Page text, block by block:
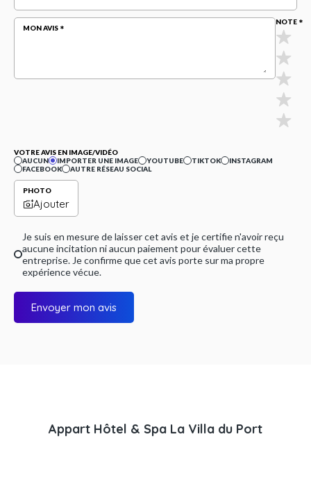
MON AVIS
NOTE
VOTRE AVIS EN IMAGE/VIDÉO
AUCUN
IMPORTER UNE IMAGE YOUTUBE TIKTOK
INSTAGRAM
FACEBOOK
AUTRE RÉSEAU SOCIAL
PHOTO
Ajouter
Je suis en mesure de laisser cet avis et je certifie n'avoir reçu
aucune incitation ni aucun paiement pour évaluer cette
entreprise. Je confirme que cet avis porte sur ma propre
expérience vécue.
Envoyer mon avis
Appart Hôtel & Spa La Villa du Port